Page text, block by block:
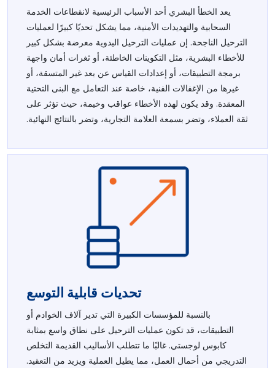
يعد الخطأ البشري أحد الأسباب الرئيسية لانقطاعات الخدمة
السحابية والتهديدات الأمنية، مما يشكل تحديًا كبيرًا لعمليات
الترحيل الناجحة. إن عمليات الترحيل اليدوية معرضة بشكل كبير
للأخطاء البشرية، مثل التكوينات الخاطئة، أو ثغرات أمان واجهة
برمجة التطبيقات، أو إعدادات القياس عن بعد غير المتسقة، أو
غيرها من الإغفالات الفنية، خاصة عند التعامل مع البنى التحتية
المعقدة. وقد يكون لهذه الأخطاء عواقب وخيمة، حيث تؤثر على
ثقة العملاء، وتضر بسمعة العلامة التجارية، وتضر بالنتائج النهائية.
تحديات قابلية التوسع
بالنسبة للمؤسسات الكبيرة التي تدير آلاف الخوادم أو
التطبيقات، قد تكون عمليات الترحيل على نطاق واسع بمثابة
كابوس لوجستي. غالبًا ما تتطلب الأساليب القديمة التخلص
التدريجي من أحمال العمل، مما يطيل العملية ويزيد من التعقيد.